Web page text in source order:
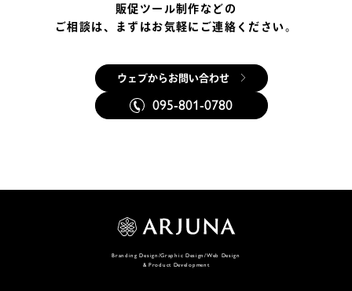
販促ツール制作などの
ご相談は、まずはお気軽にご連絡ください。
ウェブからお問い合わせ
095-801-0780
Branding Design/Graphic Design/Web Design
& Product Development